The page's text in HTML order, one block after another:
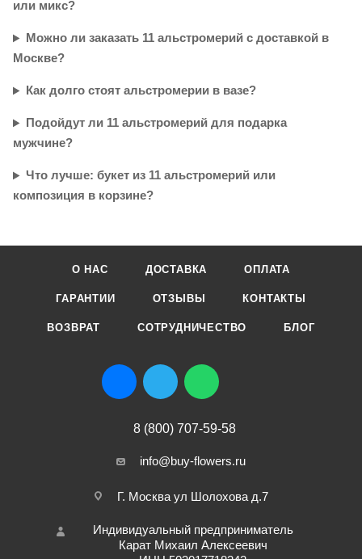
или микс?
Можно ли заказать 11 альстромерий с доставкой в
Москве?
Как долго стоят альстромерии в вазе?
Подойдут ли 11 альстромерий для подарка
мужчине?
Что лучше: букет из 11 альстромерий или
композиция в корзине?
О НАС ДОСТАВКА ОПЛАТА
ГАРАНТИИ ОТЗЫВЫ КОНТАКТЫ
ВОЗВРАТ СОТРУДНИЧЕСТВО БЛОГ
8 (800) 707-59-58
info@buy-flowers.ru
Г. Москва ул Шолохова д.7
Индивидуальный предприниматель
Карат Михаил Алексеевич